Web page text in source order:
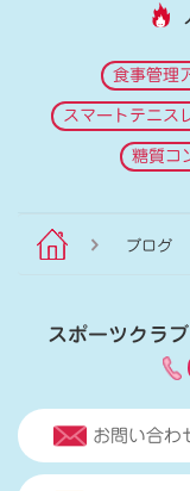
食事管理
スマートテニス
糖質コ
ブログ
スポーツクラブ
お問い合わ